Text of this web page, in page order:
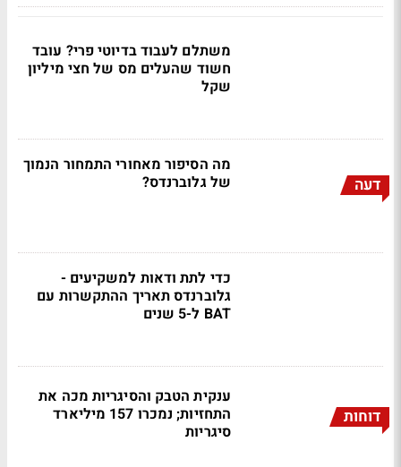
משתלם לעבוד בדיוטי פרי? עובד
חשוד שהעלים מס של חצי מיליון
שקל
דעה
מה הסיפור מאחורי התמחור הנמוך
של גלוברנדס?
כדי לתת ודאות למשקיעים -
גלוברנדס תאריך ההתקשרות עם
BAT ל-5 שנים
דוחות
ענקית הטבק והסיגריות מכה את
התחזיות; נמכרו 157 מיליארד
סיגריות